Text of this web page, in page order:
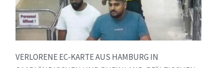
VERLORENE EC-KARTE AUS HAMBURG IN